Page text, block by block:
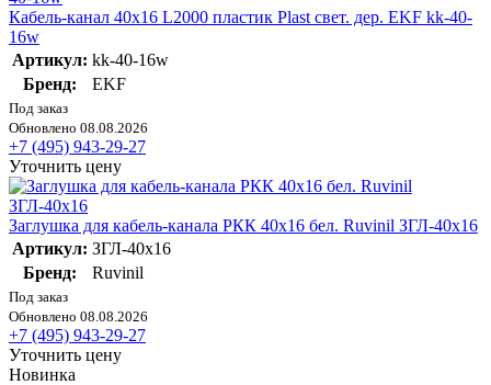
Кабель-канал 40х16 L2000 пластик Plast свет. дер. EKF kk-40-
16w
Артикул: kk-40-16w
Бренд:
EKF
Под заказ
Обновлено 08.08.2026
+7 (495) 943-29-27
Уточнить цену
Заглушка для кабель-канала РКК 40х16 бел. Ruvinil ЗГЛ-40х16
Артикул: ЗГЛ-40х16
Бренд:
Ruvinil
Под заказ
Обновлено 08.08.2026
+7 (495) 943-29-27
Уточнить цену
Новинка